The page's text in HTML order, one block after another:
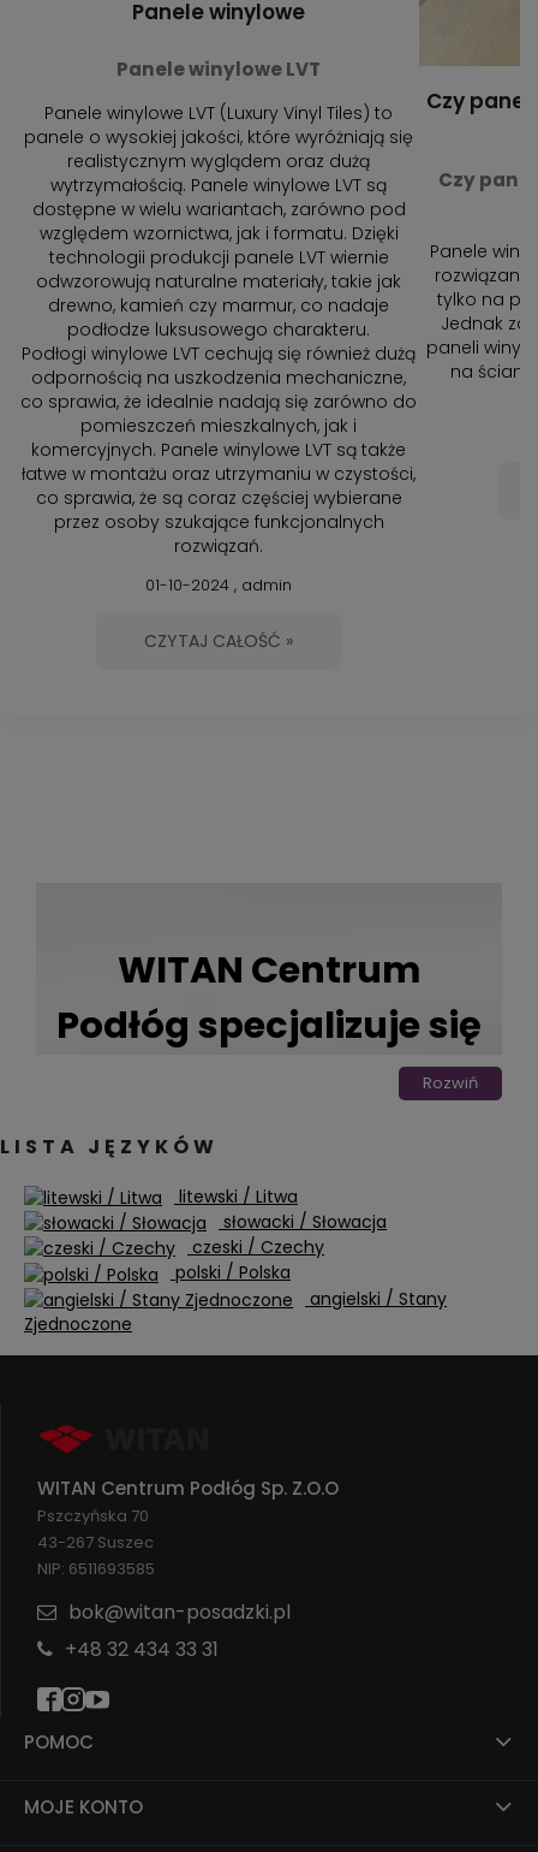
Panele winylowe
01-10-2024 , admin
Panele winylowe LVT
Panele winylowe LVT (Luxury Vinyl Tiles) to
panele o wysokiej jakości, które wyróżniają się
realistycznym wyglądem oraz dużą
wytrzymałością. Panele winylowe LVT są
dostępne w wielu wariantach, zarówno pod
względem wzornictwa, jak i formatu. Dzięki
technologii produkcji panele LVT wiernie
odwzorowują naturalne materiały, takie jak
drewno, kamień czy marmur, co nadaje
podłodze luksusowego charakteru.
Podłogi winylowe LVT cechują się również dużą
odpornością na uszkodzenia mechaniczne,
co sprawia, że idealnie nadają się zarówno do
pomieszczeń mieszkalnych, jak i
komercyjnych. Panele winylowe LVT są także
łatwe w montażu oraz utrzymaniu w czystości,
co sprawia, że są coraz częściej wybierane
przez osoby szukające funkcjonalnych
rozwiązań.
CZYTAJ CAŁOŚĆ »
Czy
Czy
Panele
tylko na
Jednak
paneli
na
WITAN Centrum
Podłóg specjalizuje się
w montażu i sprzedaży
materiałów
podłogowych.
Bazując na wiedzy i doświadczeniu,
jesteśmy w stanie wpasować się w
potrzeby Klienta, proponując trwałe i
produktów, których jakość jest na
najwyższym poziomie.
W naszej ofercie znajdują się produkty
dywanowa, panele podłogowe
laminowane, wykładziny PVC,
linoleum, podłogi drewniane, parkiet,
Rozwiń
LISTA JĘZYKÓW
litewski / Litwa
słowacki / Słowacja
czeski / Czechy
polski / Polska
angielski / Stany
Zjednoczone
POMOC
MOJE KONTO
WITAN Centrum Podłóg Sp. Z.O.O
Pszczyńska 70
43-267 Suszec
NIP: 6511693585
bok@witan-posadzki.pl
+48 32 434 33 31